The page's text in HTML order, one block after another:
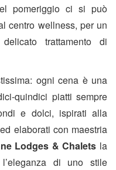
pomeriggio ci si può
centro wellness, per un
trattamento di
ogni cena è una
quindici piatti sempre
e dolci, ispirati alla
elaborati con maestria
Lodges & Chalets la
di uno stile